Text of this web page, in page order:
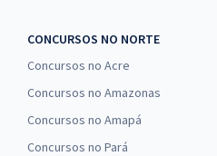
CONCURSOS NO NORTE
Concursos no Acre
Concursos no Amazonas
Concursos no Amapá
Concursos no Pará